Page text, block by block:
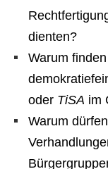
dienten?
Warum
oder TiSA im
Warum